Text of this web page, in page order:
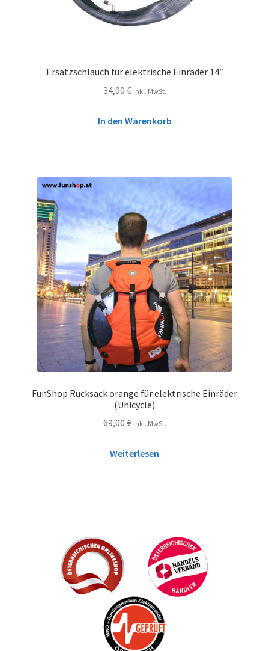
Ersatzschlauch für elektrische Einräder 14″
34,00 € inkl. MwSt.
In den Warenkorb
FunShop Rucksack orange für elektrische Einräder
(Unicycle)
69,00 € inkl. MwSt.
Weiterlesen